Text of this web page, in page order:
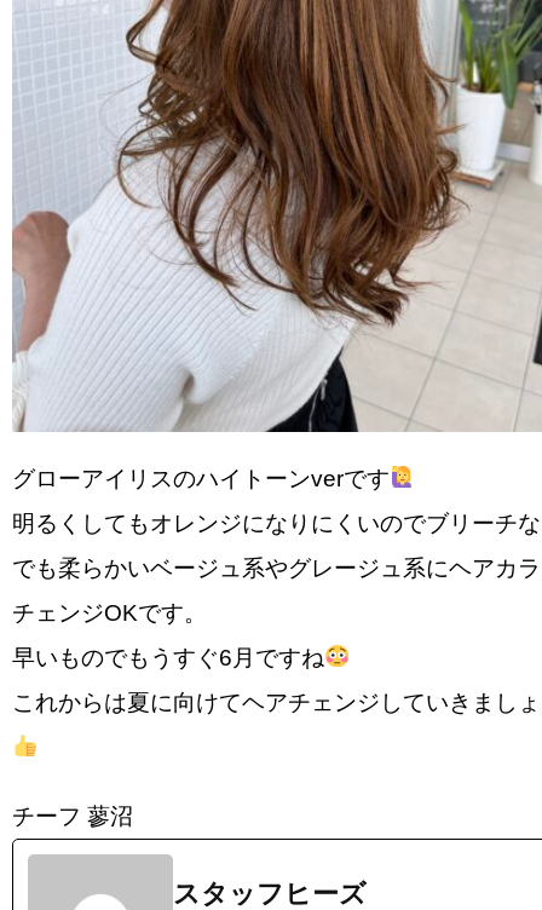
グローアイリスのハイトーンverです
明るくしてもオレンジになりにくいのでブリーチ
でも柔らかいベージュ系やグレージュ系にヘアカ
チェンジOKです。
早いものでもうすぐ6月ですね
これからは夏に向けてヘアチェンジしていきまし
チーフ 蓼沼
スタッフヒーズ